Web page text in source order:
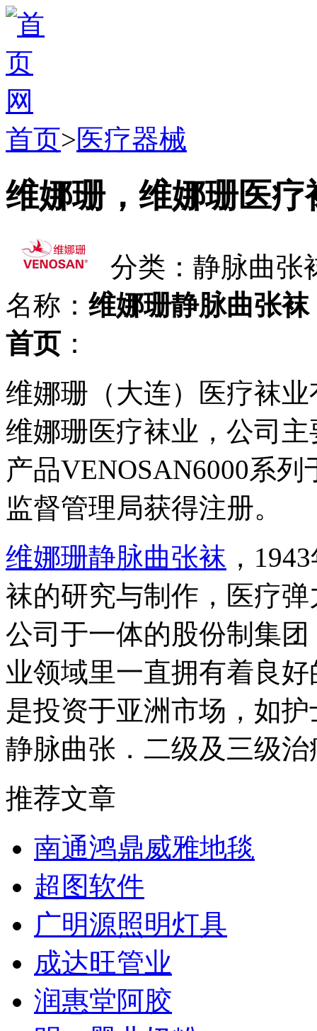
首页>医疗器械
维娜珊，维娜珊医疗
分类：静脉曲张
名称： 维娜珊静脉曲张袜
首页 ：
维娜珊（大连）医疗袜
维娜珊医疗袜业，公司
产品VENOSAN6000系
监督管理局获得注册。
维娜珊静脉曲张袜 ，
袜的研究与制作，医疗
公司于一体的股份制集
业领域里一直拥有着良
是投资于亚洲市场，如
静脉曲张．二级及三级
推荐文章
南通鸿鼎威雅地毯
超图软件
广明源照明灯具
成达旺管业
润惠堂阿胶